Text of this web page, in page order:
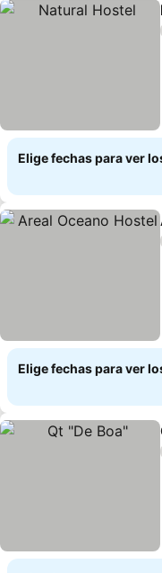
Elige fechas para ver
Elige fechas para ver